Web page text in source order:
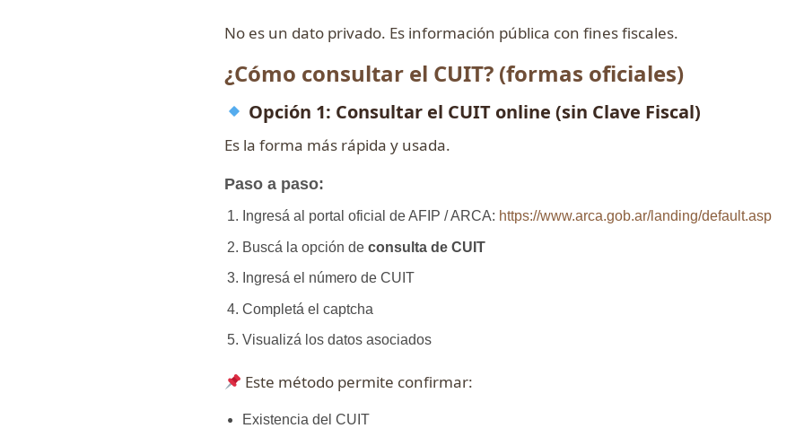
No es un dato privado. Es información pública con fines fiscales.
¿Cómo consultar el CUIT? (formas oficiales)
Opción 1: Consultar el CUIT online (sin Clave Fiscal)
Es la forma más rápida y usada.
Paso a paso:
Ingresá al portal oficial de AFIP / ARCA: https://www.arca.gob.ar/landing/default.asp
Buscá la opción deconsulta de CUIT
Ingresá el número de CUIT
Completá el captcha
Visualizá los datos asociados
Este método permite confirmar:
Existencia del CUIT